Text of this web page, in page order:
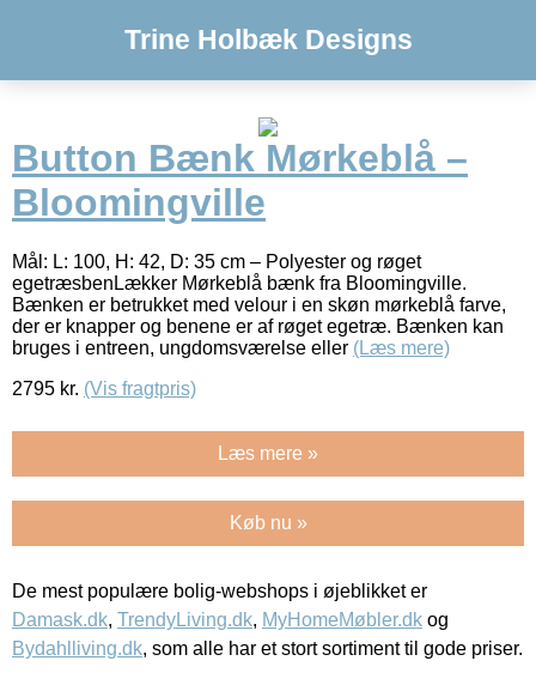
Trine Holbæk Designs
Button Bænk Mørkeblå –
Bloomingville
Mål: L: 100, H: 42, D: 35 cm – Polyester og røget
egetræsbenLækker Mørkeblå bænk fra Bloomingville.
Bænken er betrukket med velour i en skøn mørkeblå farve,
der er knapper og benene er af røget egetræ. Bænken kan
bruges i entreen, ungdomsværelse eller (Læs mere)
2795 kr. (Vis fragtpris)
Læs mere »
Køb nu »
De mest populære bolig-webshops i øjeblikket er
Damask.dk, TrendyLiving.dk, MyHomeMøbler.dk og
Bydahlliving.dk, som alle har et stort sortiment til gode priser.